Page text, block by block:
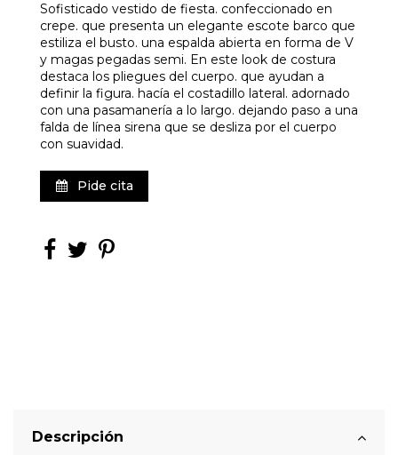
Sofisticado vestido de fiesta. confeccionado en
crepe. que presenta un elegante escote barco que
estiliza el busto. una espalda abierta en forma de V
y magas pegadas semi. En este look de costura
destaca los pliegues del cuerpo. que ayudan a
definir la figura. hacía el costadillo lateral. adornado
con una pasamanería a lo largo. dejando paso a una
falda de línea sirena que se desliza por el cuerpo
con suavidad.
Pide cita
Descripción